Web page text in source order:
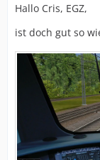
Hallo Cris, EGZ,
ist doch gut so